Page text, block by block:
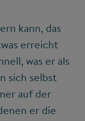
kann, das
erreicht
was er als
sich selbst
auf der
er die